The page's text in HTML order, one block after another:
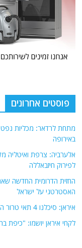
פוסטים אחרונים
מתחת לרדאר: מכליות נפט
באירופה
החזית הדרומית החדשה
האסטרטגי על ישראל
לקחי איראן יושמו: "כיפת
אודות
אתר החדשות נציב.נט מבצע